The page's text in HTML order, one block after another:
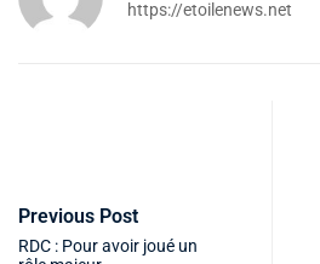
https://etoilenews.net
Previous Post
RDC : Pour avoir joué un